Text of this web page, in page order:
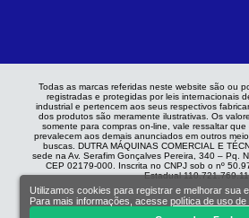
Todas as marcas referidas neste website são ou
registradas e protegidas por leis internacionais
industrial e pertencem aos seus respectivos
dos produtos são meramente ilustrativas. Os
somente para compras on-line, vale ressaltar
prevalecem aos demais anunciados em outros
buscas. DUTRA MÁQUINAS COMERCIAL E
sede na Av. Serafim Gonçalves Pereira, 340 – Pq.
CEP 02179-000. Inscrita no CNPJ sob o nº
Estadual
Utilizamos cookies para registrar e melhorar sua
Para mais informações, acessepolítica de uso de